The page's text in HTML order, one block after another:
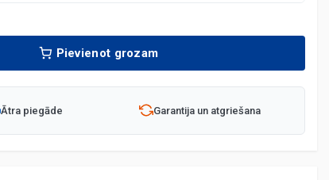
Pievienot grozam
Ātra piegāde Garantija un atgriešana